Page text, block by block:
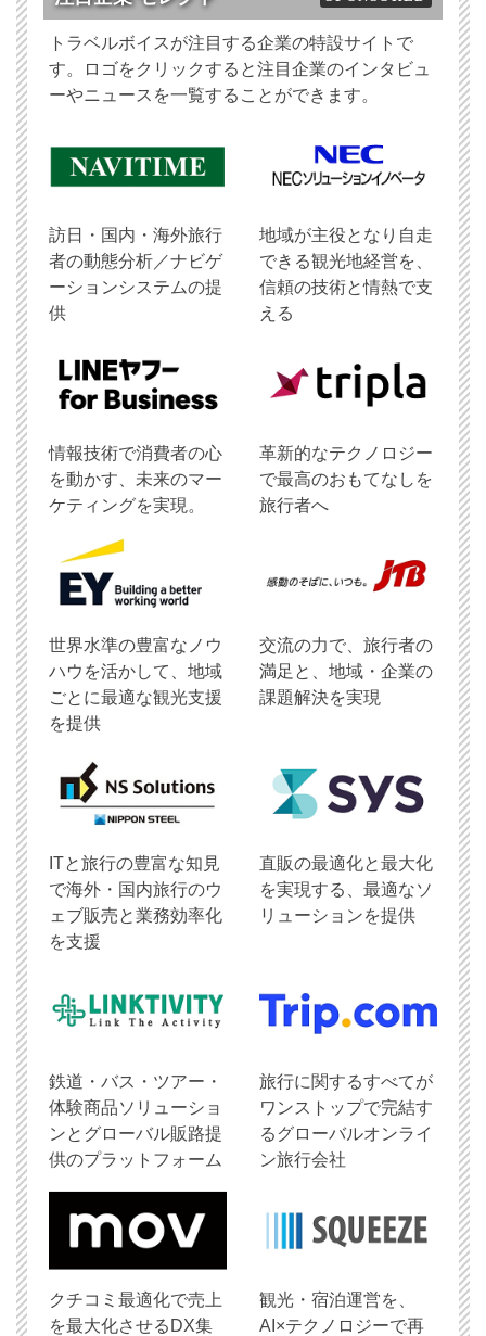
トラベルボイスが注目する企業の特設サイトで
す。ロゴをクリックすると注目企業のインタビュ
ーやニュースを一覧することができます。
訪日・国内・海外旅行
者の動態分析／ナビゲ
ーションシステムの提
供
地域が主役となり自走
できる観光地経営を、
信頼の技術と情熱で支
える
情報技術で消費者の心
を動かす、未来のマー
ケティングを実現。
革新的なテクノロジー
で最高のおもてなしを
旅行者へ
世界水準の豊富なノウ
ハウを活かして、地域
ごとに最適な観光支援
を提供
交流の力で、旅行者の
満足と、地域・企業の
課題解決を実現
ITと旅行の豊富な知見
で海外・国内旅行のウ
ェブ販売と業務効率化
を支援
直販の最適化と最大化
を実現する、最適なソ
リューションを提供
鉄道・バス・ツアー・
体験商品ソリューショ
ンとグローバル販路提
供のプラットフォーム
旅行に関するすべてが
ワンストップで完結す
るグローバルオンライ
ン旅行会社
クチコミ最適化で売上
を最大化させるDX集
観光・宿泊運営を、
AI×テクノロジーで再